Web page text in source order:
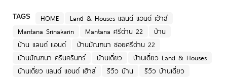
TAGS HOME
Land & Houses แลนด์ แอนด์ เฮ้าส์
Mantana Srinakarin
Mantana ศรีด่าน 22
บ้าน
บ้าน แลนด์ แอนด์
บ้านมัณฑนา ซอยศรีด่าน 22
บ้านมัณฑนา ศรีนครินทร์
บ้านเดี่ยว
บ้านเดี่ยว Land & Houses
บ้านเดี่ยว แลนด์ แอนด์ เฮ้าส์
รีวิว บ้าน
รีวิว บ้านเดี่ยว